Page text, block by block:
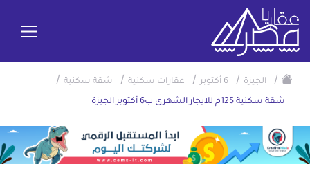
/ الجيزة / 6 أكتوبر / عقارات سكنية / شقة سكنية /
شقة سكنية 125م للايجار الشهرى ب6 أكتوبر الجيزة